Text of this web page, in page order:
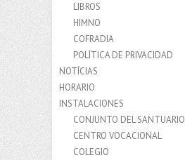
LIBROS
HIMNO
COFRADIA
POLÍTICA DE PRIVACIDAD
NOTÍCIAS
HORARIO
INSTALACIONES
CONJUNTO DEL SANTUARIO
CENTRO VOCACIONAL
COLEGIO